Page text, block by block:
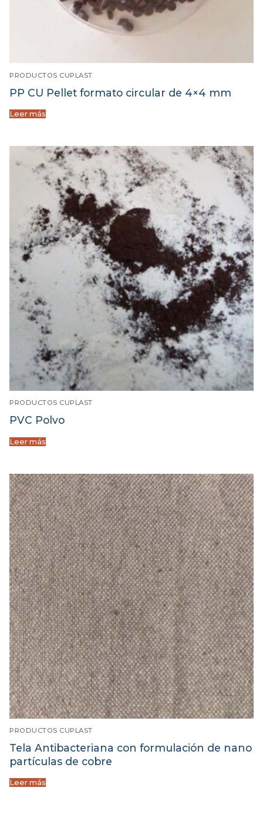
PRODUCTOS CUPLAST
PP CU Pellet formato circular de 4×4 mm
Leer más
PRODUCTOS CUPLAST
PVC Polvo
Leer más
PRODUCTOS CUPLAST
Tela Antibacteriana con formulación de nano
partículas de cobre
Leer más